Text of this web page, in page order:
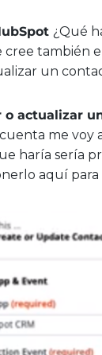
¿Qué
también
un
o actualizar
me voy
haría sería
aquí para